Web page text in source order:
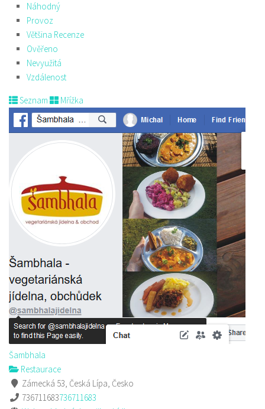
Náhodný
Provoz
Většina Recenze
Ověřeno
Nevyužitá
Vzdálenost
Seznam Mřížka
Šambhala
Restaurace
Zámecká 53, Česká Lípa, Česko
736711683736711683